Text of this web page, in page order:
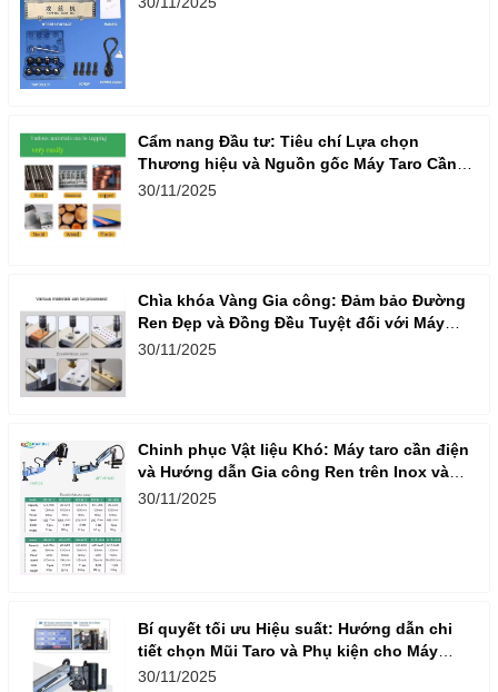
Cẩm nang Đầu tư: Tiêu chí Lựa chọn
Thương hiệu và Nguồn gốc Máy Taro Cần
Điện Nhập khẩu
30/11/2025
Chìa khóa Vàng Gia công: Đảm bảo Đường
Ren Đẹp và Đồng Đều Tuyệt đối với Máy
Taro Cần Điện
30/11/2025
Chinh phục Vật liệu Khó: Máy taro cần điện
và Hướng dẫn Gia công Ren trên Inox và
Nhôm
30/11/2025
Bí quyết tối ưu Hiệu suất: Hướng dẫn chi
tiết chọn Mũi Taro và Phụ kiện cho Máy
Taro Cần Điện
30/11/2025